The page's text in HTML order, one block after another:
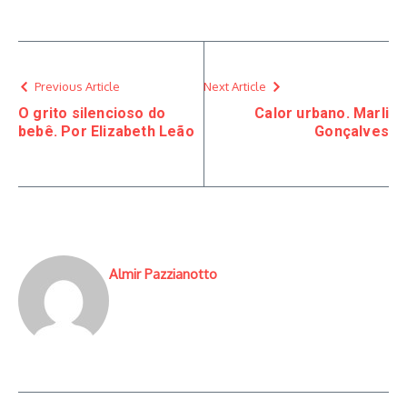
Previous Article
O grito silencioso do
bebê. Por Elizabeth Leão
Next Article
Calor urbano. Marli
Gonçalves
Almir Pazzianotto